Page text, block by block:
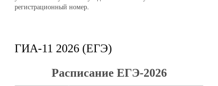
регистрационный номер.
ГИА-11 2026 (ЕГЭ)
Расписание ЕГЭ-2026